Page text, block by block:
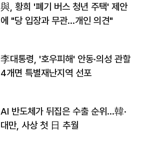
與, 황희 '폐기 버스 청년 주택' 제안
에 "당 입장과 무관…개인 의견"
李대통령, '호우피해' 안동·의성 관할
4개면 특별재난지역 선포
AI 반도체가 뒤집은 수출 순위…韓·
대만, 사상 첫 日 추월